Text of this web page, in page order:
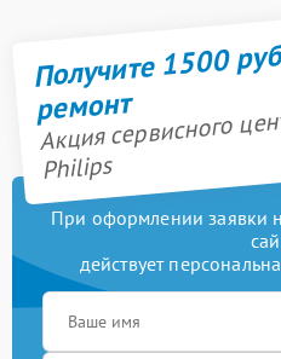
Получите 1500
ремонт
Акция сервисного
Philips
При оформлении заявки
действует